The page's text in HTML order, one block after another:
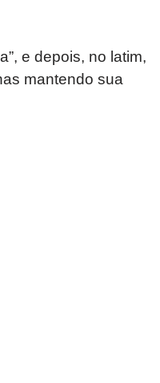
e depois, no latim,
mantendo sua